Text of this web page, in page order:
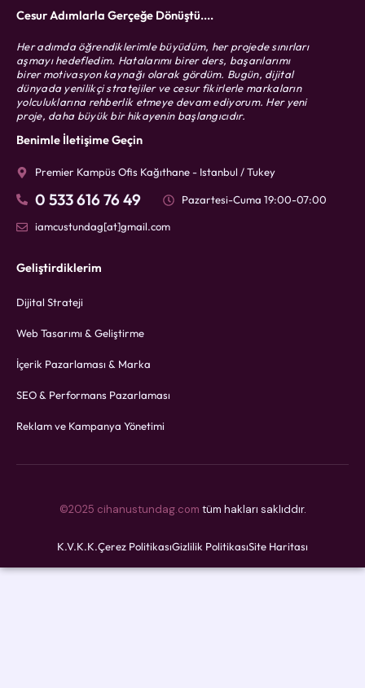
Cesur Adımlarla Gerçeğe Dönüştü....
Her adımda öğrendiklerimle büyüdüm, her projede sınırları
aşmayı hedefledim. Hatalarımı birer ders, başarılarımı
birer motivasyon kaynağı olarak gördüm. Bugün, dijital
dünyada yenilikçi stratejiler ve cesur fikirlerle markaların
yolculuklarına rehberlik etmeye devam ediyorum. Her yeni
proje, daha büyük bir hikayenin başlangıcıdır.
Benimle İletişime Geçin
Premier Kampüs Ofis Kağıthane - Istanbul / Tukey
0 533 616 76 49 Pazartesi-Cuma 19:00-07:00
iamcustundag[at]gmail.com
Geliştirdiklerim
Dijital Strateji
Web Tasarımı & Geliştirme
İçerik Pazarlaması & Marka
SEO & Performans Pazarlaması
Reklam ve Kampanya Yönetimi
©2025 cihanustundag.com tüm hakları saklıddır.
K.V.K.K.Çerez PolitikasıGizlilik PolitikasıSite Haritası